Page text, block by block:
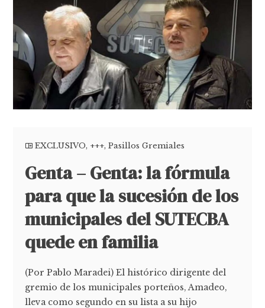
EXCLUSIVO, +++,Pasillos Gremiales
Genta – Genta: la fórmula
para que la sucesión de los
municipales del SUTECBA
quede en familia
(Por Pablo Maradei) El histórico dirigente del
gremio de los municipales porteños, Amadeo,
lleva como segundo en su lista a su hijo